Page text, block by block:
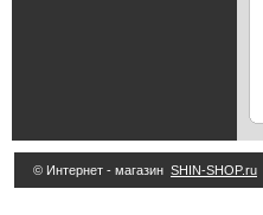
© Интернет - магазин SHIN-SHOP.ru